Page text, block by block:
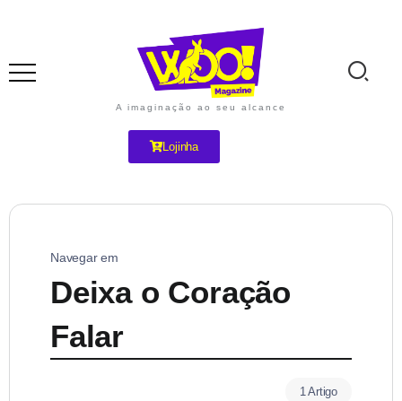
A imaginação ao seu alcance
Lojinha
Navegar em
Deixa o Coração
Falar
1 Artigo